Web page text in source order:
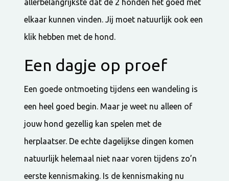
elkaar kunnen vinden. Jij moet natuurlijk ook een
klik hebben met de hond.
Een dagje op proef
Een goede ontmoeting tijdens een wandeling is
een heel goed begin. Maar je weet nu alleen of
jouw hond gezellig kan spelen met de
herplaatser. De echte dagelijkse dingen komen
natuurlijk helemaal niet naar voren tijdens zo’n
eerste kennismaking. Is de kennismaking nu